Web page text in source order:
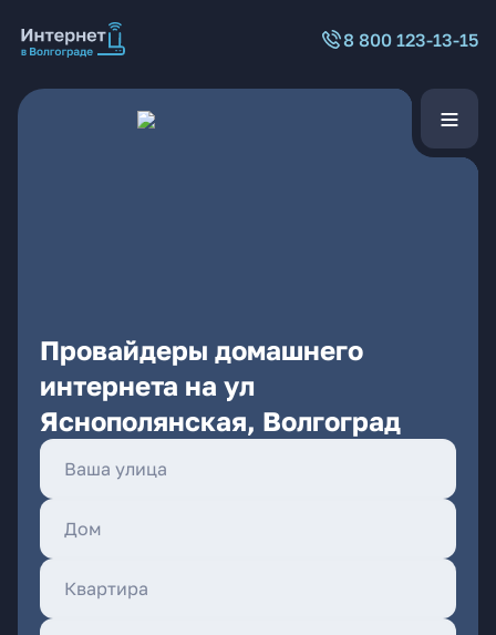
8 800 123-13-15
Провайдеры домашнего
интернета на ул
Яснополянская, Волгоград